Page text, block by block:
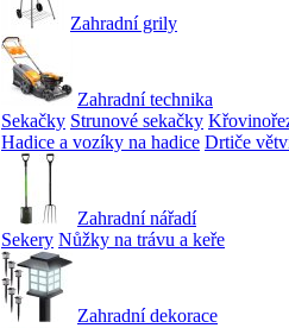
Zahradní grily
Zahradní technika
Sekačky Strunové sekačky
Hadice a vozíky na hadice Drtiče
Zahradní nářadí
Sekery Nůžky na trávu a keře
Zahradní dekorace